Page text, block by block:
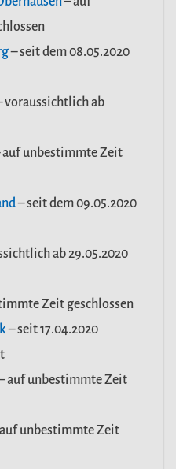
– seit dem 08.05.2020
voraussichtlich ab
auf unbestimmte Zeit
– seit dem 09.05.2020
ab 29.05.2020
Zeit geschlossen
– seit 17.04.2020
auf unbestimmte Zeit
unbestimmte Zeit